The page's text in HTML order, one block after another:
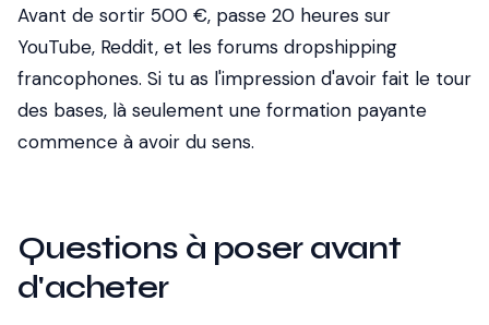
Avant de sortir 500 €, passe 20 heures sur
YouTube, Reddit, et les forums dropshipping
francophones. Si tu as l'impression d'avoir fait le tour
des bases, là seulement une formation payante
commence à avoir du sens.
Questions à poser avant
d'acheter